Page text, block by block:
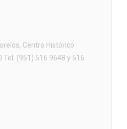
Centro Histórico
Tel. (951) 516 9648 y 516